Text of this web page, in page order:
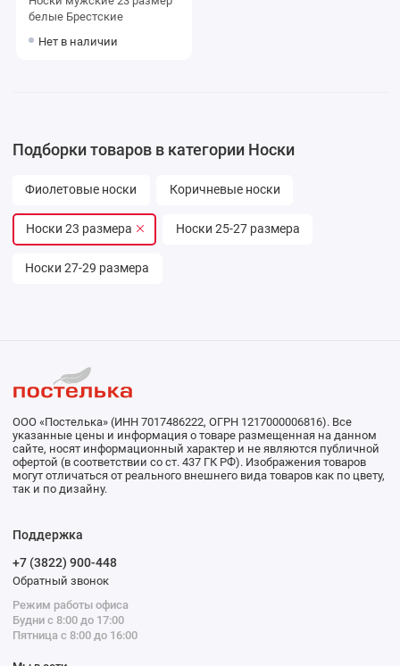
белые Брестские
Нет в наличии
Подборки товаров в категории Носки
Фиолетовые носки Коричневые носки
Носки 23 размера Носки 25-27 размера
Носки 27-29 размера
ООО «Постелька» (ИНН 7017486222, ОГРН 1217000006816). Все
указанные цены и информация о товаре размещенная на данном
сайте, носят информационный характер и не являются публичной
офертой (в соответствии со ст. 437 ГК РФ). Изображения товаров
могут отличаться от реального внешнего вида товаров как по цвету,
так и по дизайну.
Поддержка
+7 (3822) 900-448
Обратный звонок
Режим работы офиса
Будни с 8:00 до 17:00
Пятница с 8:00 до 16:00